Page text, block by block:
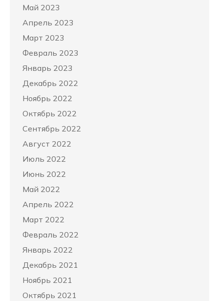
Май 2023
Апрель 2023
Март 2023
Февраль 2023
Январь 2023
Декабрь 2022
Ноябрь 2022
Октябрь 2022
Сентябрь 2022
Август 2022
Июль 2022
Июнь 2022
Май 2022
Апрель 2022
Март 2022
Февраль 2022
Январь 2022
Декабрь 2021
Ноябрь 2021
Октябрь 2021